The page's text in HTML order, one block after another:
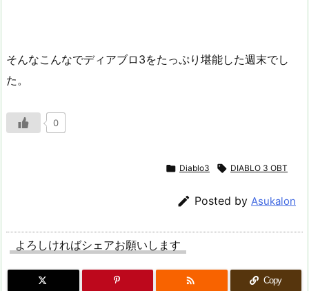
そんなこんなでディアブロ3をたっぷり堪能した週末でし
た。
0
 Diablo3  DIABLO 3 OBT
 Posted by Asukalon
よろしければシェアお願いします
 Copy